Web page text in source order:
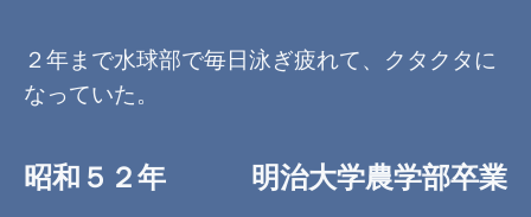
２年まで水球部で毎日泳ぎ疲れて、クタクタに
なっていた。
昭和５２年 明治大学農学部卒業